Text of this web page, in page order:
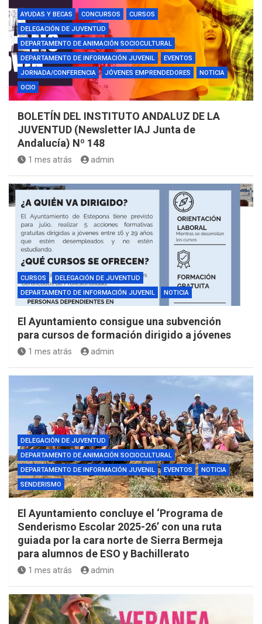
AYUDAS Y BECAS CONCURSOS
CURSOS
DELEGACIÓN DE JUVENTUD
DEPARTAMENTO DE ANIMACIÓN SOCIOCULTURAL
DEPARTAMENTO DE INFORMACIÓN JUVENIL
EVENTOS
JORNADA/CONFERENCIA
JÓVENES EMPRENDEDORES
NOTICIA
OCIO
BOLETÍN DEL INSTITUTO ANDALUZ DE LA
JUVENTUD (Newsletter IAJ Junta de
Andalucía) Nº 148
1 mes atrás admin
CURSOS
DELEGACIÓN DE JUVENTUD
DEPARTAMENTO DE INFORMACIÓN JUVENIL
NOTICIA
El Ayuntamiento consigue una subvención
para cursos de formación dirigido a jóvenes
1 mes atrás admin
DELEGACIÓN DE JUVENTUD
DEPARTAMENTO DE ANIMACIÓN SOCIOCULTURAL
DEPARTAMENTO DE INFORMACIÓN JUVENIL
EVENTOS
NOTICIA
SENDERISMO
El Ayuntamiento concluye el ‘Programa de
Senderismo Escolar 2025-26’ con una ruta
guiada por la cara norte de Sierra Bermeja
para alumnos de ESO y Bachillerato
1 mes atrás admin